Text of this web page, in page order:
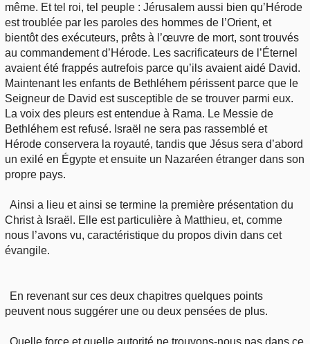
même. Et tel roi, tel peuple : Jérusalem aussi bien qu’Hérode
est troublée par les paroles des hommes de l’Orient, et
bientôt des exécuteurs, prêts à l’œuvre de mort, sont trouvés
au commandement d’Hérode. Les sacrificateurs de l’Éternel
avaient été frappés autrefois parce qu’ils avaient aidé David.
Maintenant les enfants de Bethléhem périssent parce que le
Seigneur de David est susceptible de se trouver parmi eux.
La voix des pleurs est entendue à Rama. Le Messie de
Bethléhem est refusé. Israël ne sera pas rassemblé et
Hérode conservera la royauté, tandis que Jésus sera d’abord
un exilé en Égypte et ensuite un Nazaréen étranger dans son
propre pays.
Ainsi a lieu et ainsi se termine la première présentation du
Christ à Israël. Elle est particulière à Matthieu, et, comme
nous l’avons vu, caractéristique du propos divin dans cet
évangile.
En revenant sur ces deux chapitres quelques points
peuvent nous suggérer une ou deux pensées de plus.
Quelle force et quelle autorité ne trouvons-nous pas dans ce